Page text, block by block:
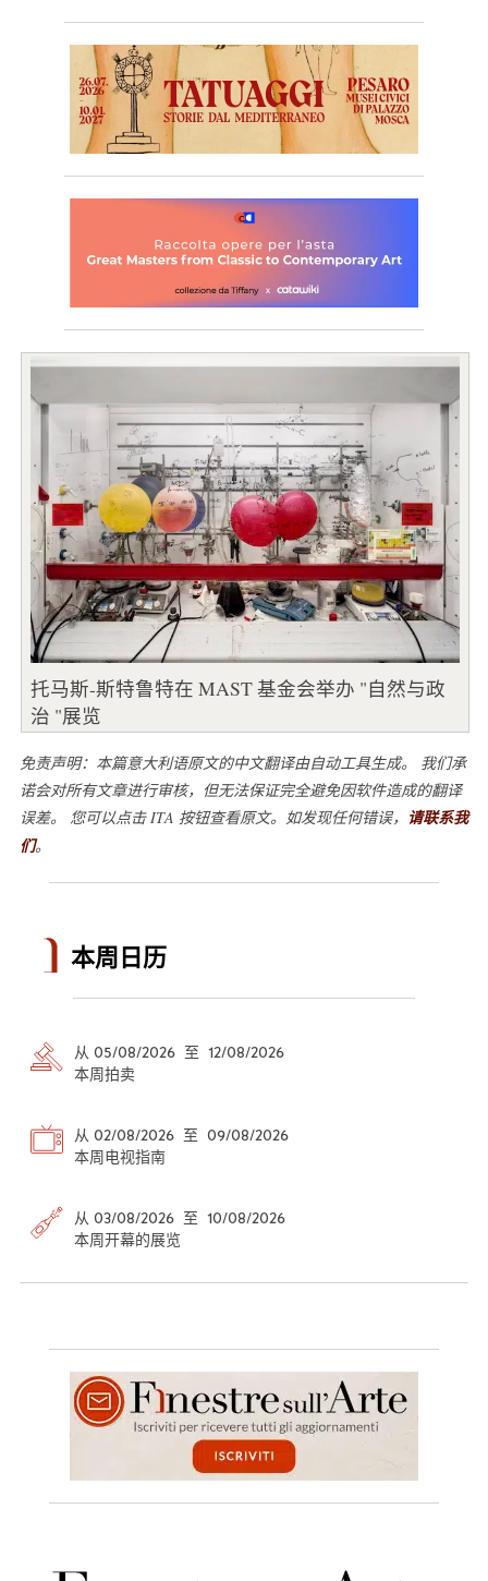
托马斯-斯特鲁特在 MAST 基金会举办 "自然与政
治 "展览
免责声明：本篇意大利语原文的中文翻译由自动工具生成。 我们承
诺会对所有文章进行审核，但无法保证完全避免因软件造成的翻译
误差。 您可以点击 ITA 按钮查看原文。如发现任何错误， 请联系我
们。
本周日历
从 05/08/2026 至 12/08/2026
本周拍卖
从 02/08/2026 至 09/08/2026
本周电视指南
从 03/08/2026 至 10/08/2026
本周开幕的展览